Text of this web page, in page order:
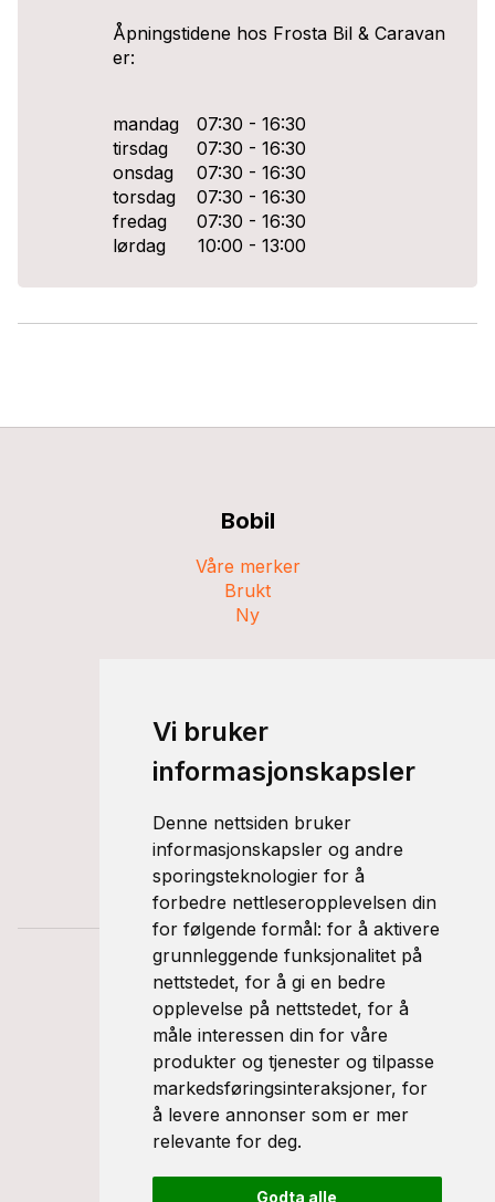
Vi bruker
informasjonskapsler
Denne nettsiden bruker
informasjonskapsler og andre
sporingsteknologier for å
forbedre nettleseropplevelsen din
for følgende formål: for å aktivere
grunnleggende funksjonalitet på
nettstedet, for å gi en bedre
opplevelse på nettstedet, for å
måle interessen din for våre
produkter og tjenester og tilpasse
markedsføringsinteraksjoner, for
å levere annonser som er mer
relevante for deg.
Godta alle
Åpningstidene hos Frosta Bil & Caravan
er:
mandag
07:30 - 16:30
tirsdag
07:30 - 16:30
onsdag
07:30 - 16:30
torsdag
07:30 - 16:30
fredag
07:30 - 16:30
lørdag
10:00 - 13:00
© 2026 Frosta Bil & Caravan
Bobil
Våre merker
Brukt
Ny
Våre merker
Brukt
Ny
Support
Personvernerklæring